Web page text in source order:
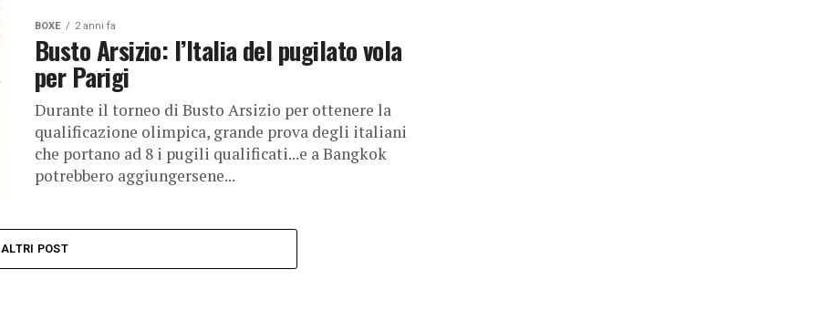
BOXE 2 anni fa
Busto Arsizio: l’Italia del pugilato vola
per Parigi
Durante il torneo di Busto Arsizio per ottenere la
qualificazione olimpica, grande prova degli italiani
che portano ad 8 i pugili qualificati...e a Bangkok
potrebbero aggiungersene...
ALTRI POST